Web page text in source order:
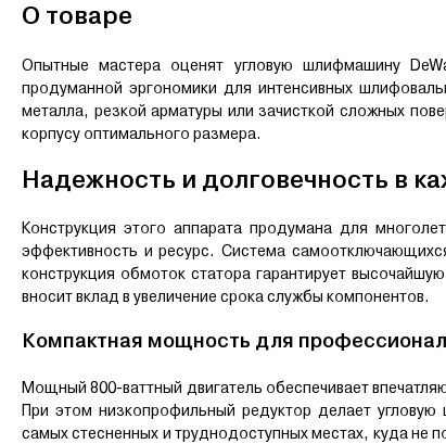
О товаре
Опытные мастера оценят угловую шлифмашину
продуманной эргономики для интенсивных
металла, резкой арматуры или зачисткой сложных
корпусу оптимального размера.
Надежность и долговечность в
Конструкция этого аппарата продумана для
эффективность и ресурс. Система
конструкция обмоток статора гарантирует
вносит вклад в увеличение срока службы компонентов.
Компактная мощность для
Мощный 800-ваттный двигатель обеспечивает
При этом низкопрофильный редуктор делает
самых стесненных и труднодоступных местах, куда не